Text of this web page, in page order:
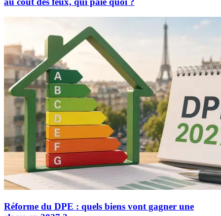
Réforme du DPE : quels biens vont gagner une